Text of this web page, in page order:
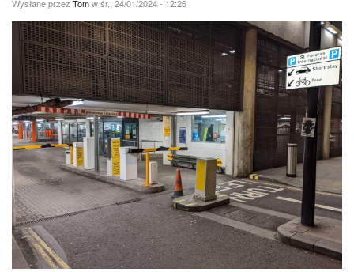
Wysłane przez Tomw śr., 24/01/2024 - 12:26